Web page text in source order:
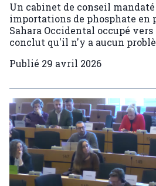
Un cabinet de conseil
importations de phosphate en
Sahara Occidental occupé
conclut qu'il n'y a aucun
Publié 29 avril 2026